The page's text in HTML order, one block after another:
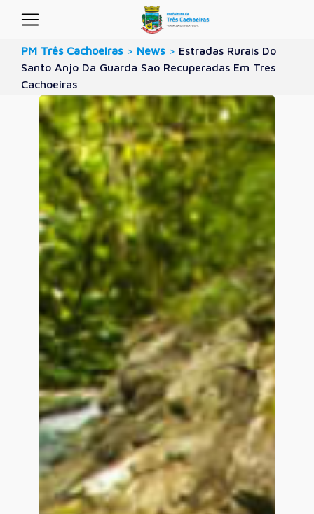
PM Três Cachoeiras > News > Estradas Rurais Do
Santo Anjo Da Guarda Sao Recuperadas Em Tres
Cachoeiras